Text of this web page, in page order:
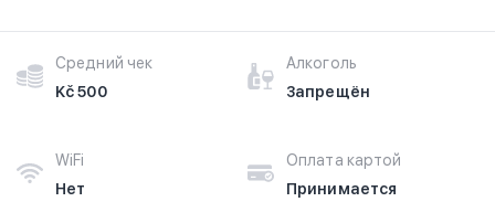
Средний чек
Kč 500
Алкоголь
Запрещён
WiFi
Нет
Оплата картой
Принимается